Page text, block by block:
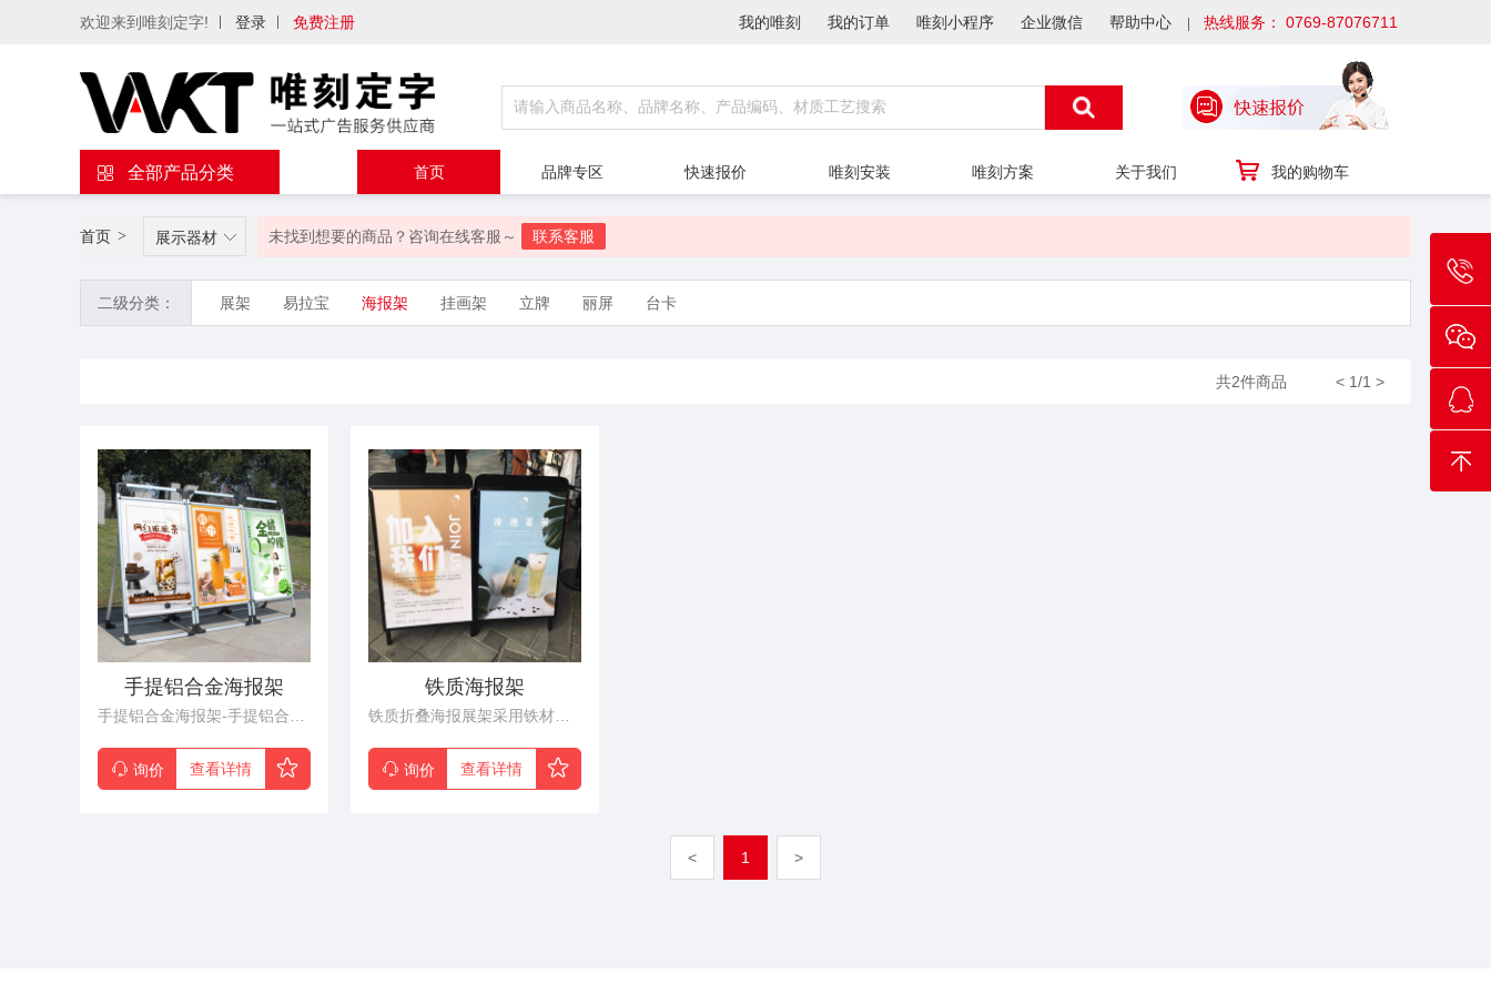
欢迎来到唯刻定字! 登录 免费注册 我的唯刻 我的订单 唯刻小程序 企业微信 帮助中心 热线服务： 0769-87076711
全部产品分类 首页 品牌专区 快速报价 唯刻安装 唯刻方案 关于我们 我的购物车
首页 > 展示器材 未找到想要的商品？咨询在线客服～ 联系客服
二级分类： 展架 易拉宝 海报架 挂画架 立牌 丽屏 台卡
共2件商品 < 1/1 >
手提铝合金海报架
询价 查看详情
铁质海报架
询价 查看详情
< 1 >